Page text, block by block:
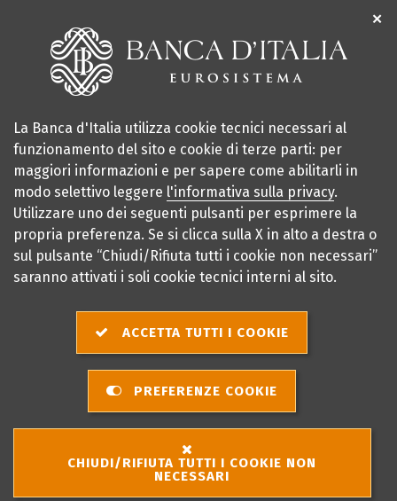
Premio per
la scuola
2025-2026
✕
La Banca d'Italia utilizza cookie tecnici necessari al
funzionamento del sito e cookie di terze parti: per
maggiori informazioni e per sapere come abilitarli in
modo selettivo leggere l'informativa sulla privacy.
Utilizzare uno dei seguenti pulsanti per esprimere la
propria preferenza. Se si clicca sulla X in alto a destra o
sul pulsante “Chiudi/Rifiuta tutti i cookie non necessari”
saranno attivati i soli cookie tecnici interni al sito.
ACCETTA TUTTI I COOKIE
PREFERENZE COOKIE
CHIUDI/RIFIUTA TUTTI I COOKIE NON
NECESSARI